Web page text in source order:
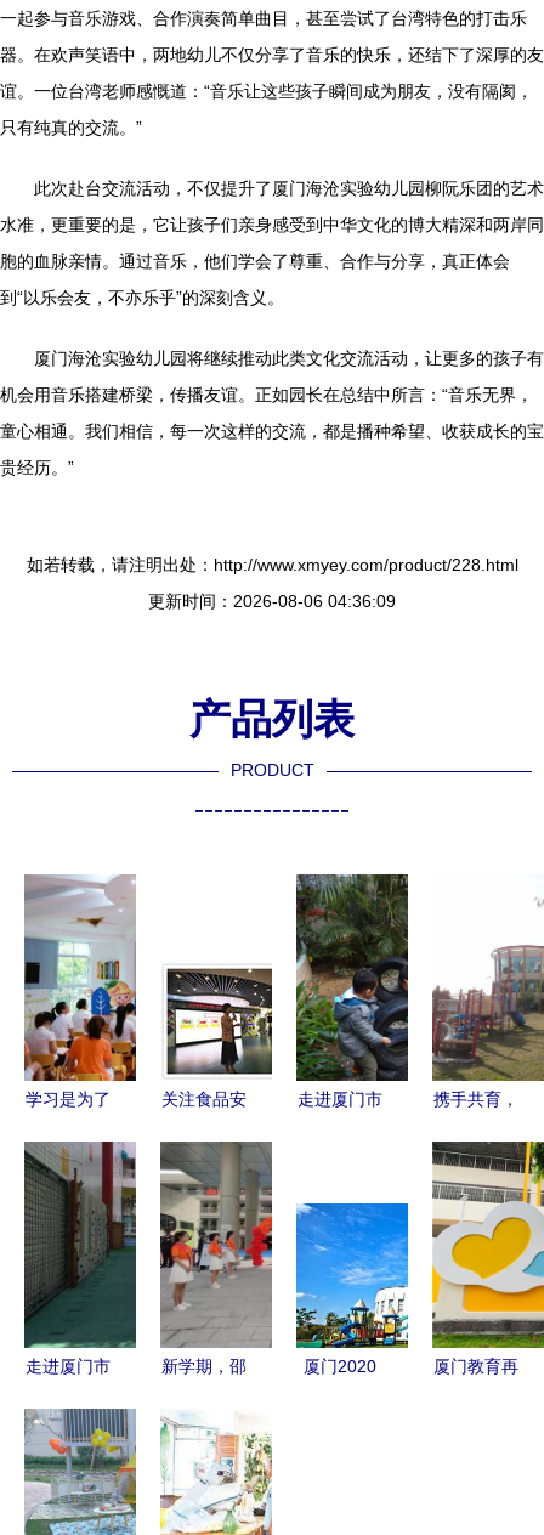
一起参与音乐游戏、合作演奏简单曲目，甚至尝试了台湾特色的打击乐
器。在欢声笑语中，两地幼儿不仅分享了音乐的快乐，还结下了深厚的友
谊。一位台湾老师感慨道：“音乐让这些孩子瞬间成为朋友，没有隔阂，
只有纯真的交流。”
此次赴台交流活动，不仅提升了厦门海沧实验幼儿园柳阮乐团的艺术
水准，更重要的是，它让孩子们亲身感受到中华文化的博大精深和两岸同
胞的血脉亲情。通过音乐，他们学会了尊重、合作与分享，真正体会
到“以乐会友，不亦乐乎”的深刻含义。
厦门海沧实验幼儿园将继续推动此类文化交流活动，让更多的孩子有
机会用音乐搭建桥梁，传播友谊。正如园长在总结中所言：“音乐无界，
童心相通。我们相信，每一次这样的交流，都是播种希望、收获成长的宝
贵经历。”
如若转载，请注明出处：http://www.xmyey.com/product/228.html
更新时间：2026-08-06 04:36:09
产品列表
PRODUCT
----------------
学习是为了
自己——记
厦门小金星
国际幼儿园
新教材培训
关注食品安
实验学校五
年级家长大
讲堂与厦门
市实验幼儿
园的探索与
实践
走进厦门市
充满活力的
幼儿户外运
动乐园
携手共育，
——走进厦
门市实验幼
儿园（灌口
中心幼儿
园）
走进厦门市
儿园 幼儿
户外运动乐
园 | 图说幼
新学期，邵
图优化升级
——邵武市
实验幼儿园
厦门2020
厦门教育再